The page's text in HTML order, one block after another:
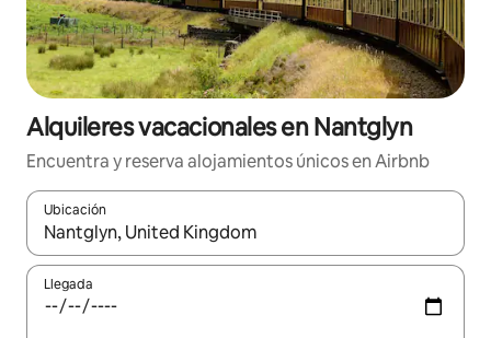
Alquileres vacacionales en Nantglyn
Encuentra y reserva alojamientos únicos en Airbnb
Ubicación
Cuando los resultados estén disponibles, navega con las
Llegada